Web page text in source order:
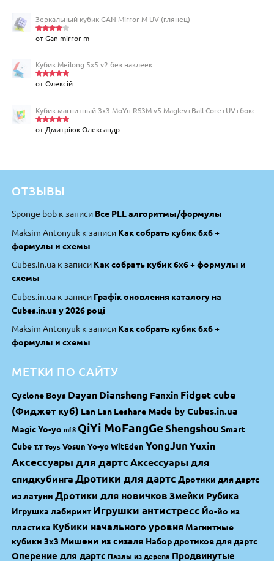
Зеркальный кубик GAN Mirror M UV (глянец)
Оценка
от Gan mirror m
Кубик Meilong 5x5 v2 без наклеек
Оценка5
от Олексій
Кубик магнитный 3х3 MoYu RS3M v5 Maglev+Ball Core+UV+бокс
Оценка5
от Дмитріюк Олександр
ОТЗЫВЫ
Sponge bob к записи Все PLL алгоритмы/формулы
Maksim Antonyuk к записи Как собрать кубик 6х6 +
формулы и схемы
Cubes.in.ua к записи Как собрать кубик 6х6 + формулы и
схемы
Cubes.in.ua к записи Графік оновлення каталогу на
Cubes.in.ua у 2026 році
Maksim Antonyuk к записи Как собрать кубик 6х6 +
формулы и схемы
МЕТКИ ПО САЙТУ
Cyclone Boys DayanDiansheng Fanxin Fidget cube
(Фиджет куб) Lan Lan Leshare Made by Cubes.in.ua
Magic Yo-yo mf8 QiYi MoFangGeShengshou Smart
Cube T.T Toys Vosun Yo-yoWitEden YongJun Yuxin
Аксессуары для дартс Аксессуары для
спидкубинга Дротики для дартс Дротики для дартс
из латуни Дротики для новичков Змейки Рубика
Игрушка лабиринт Игрушки антистресс Йо-йо из
пластика Кубики начального уровня Магнитные
кубики 3х3 Мишени из сизаля Набор дротиков для дартс
Оперение для дартс Пазлы из дерева Продвинутые